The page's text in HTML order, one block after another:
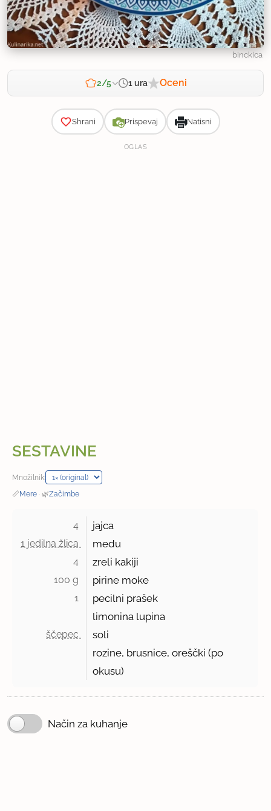
binckica
2/5 1 ura Oceni
Shrani Prispevaj Natisni
OGLAS
SESTAVINE
Množilnik:
📏Mere · 🌿Začimbe
4 jajca
1 jedilna žlica medu
4 zreli kakiji
100 g pirine moke
1
pecilni prašek
limonina lupina
ščepec
soli
rozine, brusnice, oreščki (po
okusu)
Način za kuhanje